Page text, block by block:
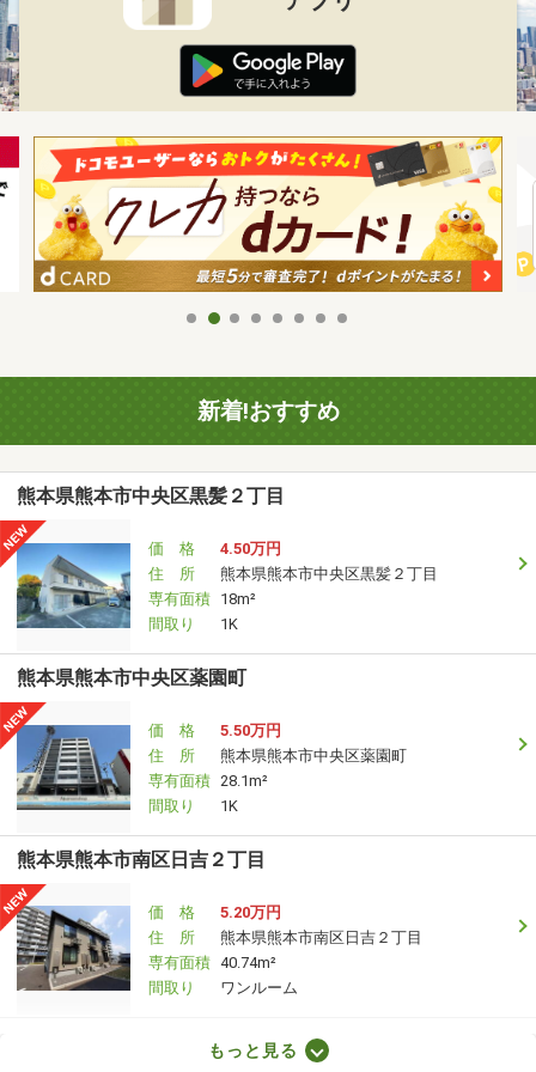
新着!おすすめ
熊本県熊本市中央区黒髪２丁目
価 格
4.50万円
住 所
熊本県熊本市中央区黒髪２丁目
専有面積 18m²
間取り
1K
熊本県熊本市中央区薬園町
価 格
5.50万円
住 所
熊本県熊本市中央区薬園町
専有面積 28.1m²
間取り
1K
熊本県熊本市南区日吉２丁目
価 格
5.20万円
住 所
熊本県熊本市南区日吉２丁目
専有面積 40.74m²
間取り
ワンルーム
熊本県熊本市中央区国府３丁目
もっと見る